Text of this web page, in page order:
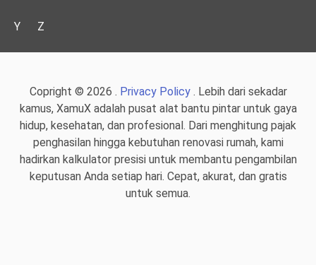
Y Z
Copright © 2026 . Privacy Policy. Lebih dari sekadar
kamus, XamuX adalah pusat alat bantu pintar untuk gaya
hidup, kesehatan, dan profesional. Dari menghitung pajak
penghasilan hingga kebutuhan renovasi rumah, kami
hadirkan kalkulator presisi untuk membantu pengambilan
keputusan Anda setiap hari. Cepat, akurat, dan gratis
untuk semua.